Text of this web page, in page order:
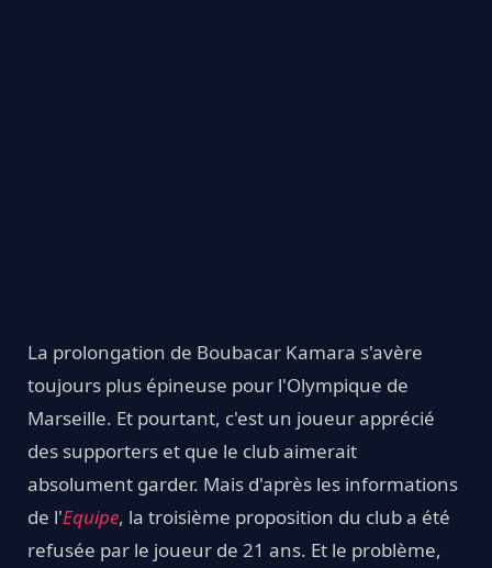
La prolongation de Boubacar Kamara s'avère
toujours plus épineuse pour l'Olympique de
Marseille. Et pourtant, c'est un joueur apprécié
des supporters et que le club aimerait
absolument garder. Mais d'après les informations
de l'Equipe, la troisième proposition du club a été
refusée par le joueur de 21 ans. Et le problème,